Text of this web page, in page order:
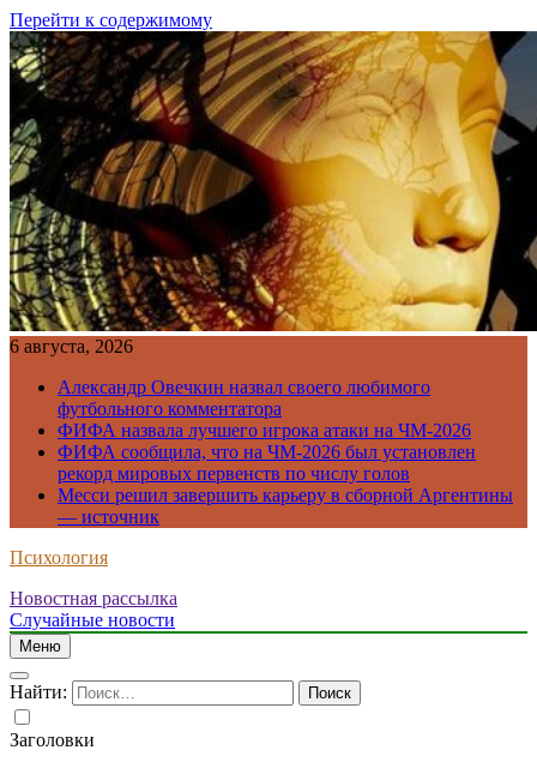
Перейти к содержимому
6 августа, 2026
Александр Овечкин назвал своего любимого
футбольного комментатора
ФИФА назвала лучшего игрока атаки на ЧМ-2026
ФИФА сообщила, что на ЧМ-2026 был установлен
рекорд мировых первенств по числу голов
Месси решил завершить карьеру в сборной Аргентины
— источник
Психология
Новостная рассылка
Случайные новости
Меню
Найти:
Заголовки